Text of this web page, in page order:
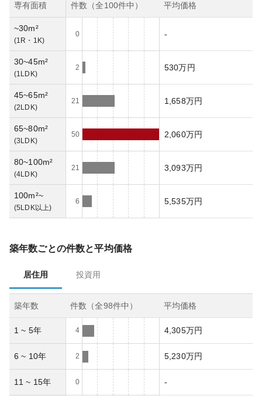
専有面積 件数（全100件中） 平均価格
~30m²
(1R・1K)
0 -
30~45m²
(1LDK)
2 530万円
45~65m²
(2LDK)
21 1,658万円
65~80m²
(3LDK)
50 2,060万円
80~100m²
(4LDK)
21 3,093万円
100m²~
(5LDK以上)
6 5,535万円
築年数ごとの件数と平均価格
居住用 投資用
築年数 件数（全98件中） 平均価格
1 ~ 5年 4 4,305万円
6 ~ 10年 2 5,230万円
11 ~ 15年 0 -